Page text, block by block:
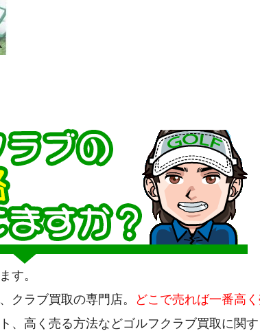
す。
クラブ買取の専門店。 どこで売れば一番高
、高く売る方法などゴルフクラブ買取に関